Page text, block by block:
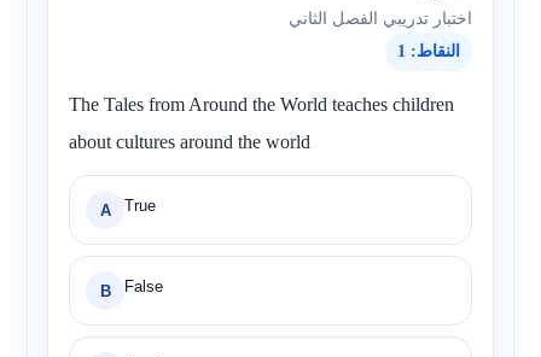
اختبار تدريبي الفصل الثاني
النقاط: 1
The Tales from Around the World teaches children
about cultures around the world
A True
B False